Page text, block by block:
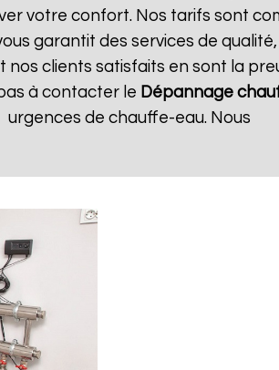
votre confort. Nos tarifs sont
garantit des services de
clients satisfaits en sont la
à contacter le Dépannage
urgences de chauffe-eau. Nous